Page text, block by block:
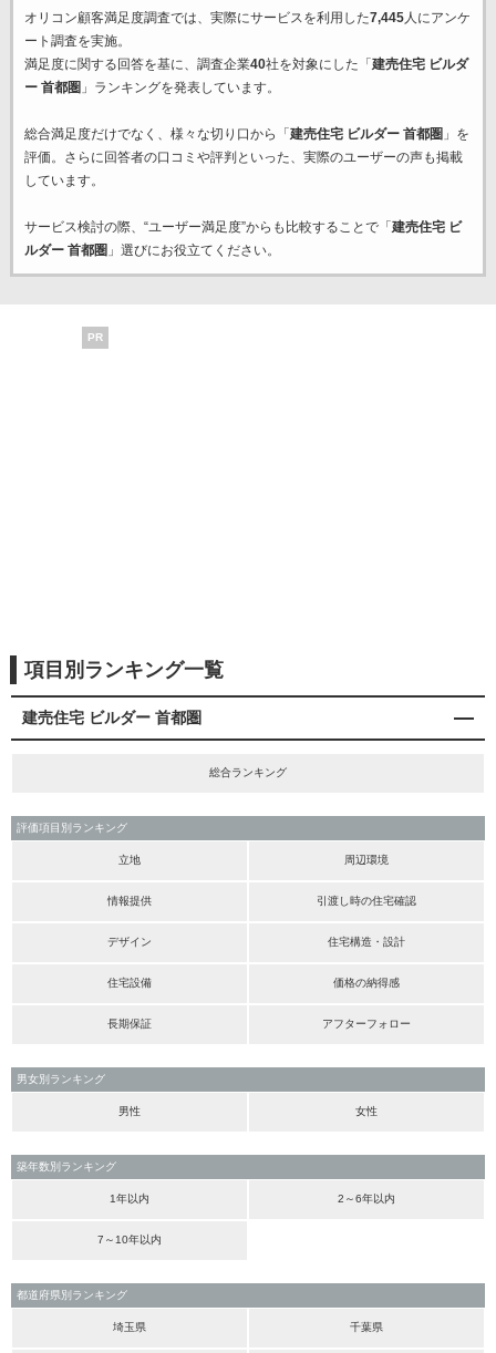
オリコン顧客満足度調査では、実際にサービスを利用した7,445人にアンケ
ート調査を実施。
満足度に関する回答を基に、調査企業40社を対象にした「 建売住宅 ビルダ
ー 首都圏 」ランキングを発表しています。
総合満足度だけでなく、様々な切り口から「 建売住宅 ビルダー 首都圏 」を
評価。さらに回答者の口コミや評判といった、実際のユーザーの声も掲載
しています。
サービス検討の際、“ユーザー満足度”からも比較することで「 建売住宅 ビ
ルダー 首都圏 」選びにお役立てください。
PR
項目別ランキング一覧
建売住宅 ビルダー 首都圏
総合ランキング
評価項目別ランキング
立地 周辺環境
情報提供 引渡し時の住宅確認
デザイン 住宅構造・設計
住宅設備 価格の納得感
長期保証 アフターフォロー
男女別ランキング
男性 女性
築年数別ランキング
1年以内 2～6年以内
7～10年以内
都道府県別ランキング
埼玉県 千葉県